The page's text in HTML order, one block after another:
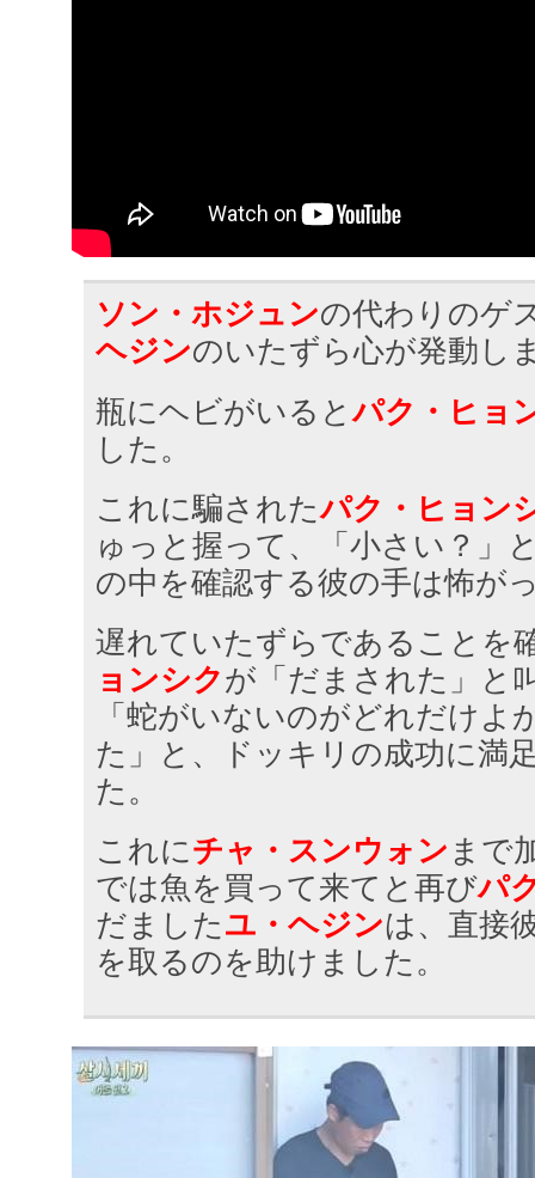
ソン・ホジュンの代わりのゲ
ヘジンのいたずら心が発動し
瓶にヘビがいるとパク・ヒョ
した。
これに騙されたパク・ヒョン
ゅっと握って、「小さい？」
の中を確認する彼の手は怖が
遅れていたずらであることを
ョンシクが「だまされた」と
「蛇がいないのがどれだけよ
た」と、ドッキリの成功に満
た。
これにチャ・スンウォン まで
では魚を買って来てと再びパ
だましたユ・ヘジンは、直接
を取るのを助けました。